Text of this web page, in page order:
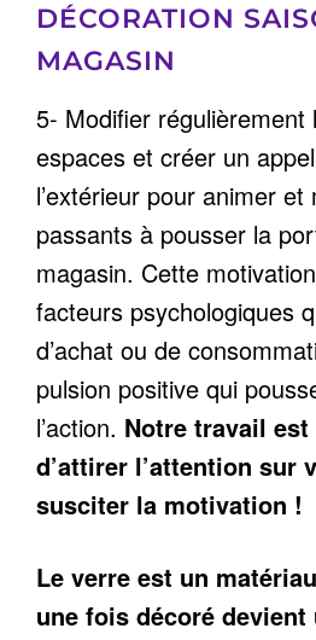
DÉCORATION
MAGASIN
5- Modifier régulièrement
espaces et créer un
l’extérieur pour animer et
passants à pousser la
magasin. Cette
facteurs psychologiques
d’achat ou de
pulsion positive qui
l’action. Notre travail
d’attirer l’attention sur
susciter la motivation !
Le verre est un
une fois décoré